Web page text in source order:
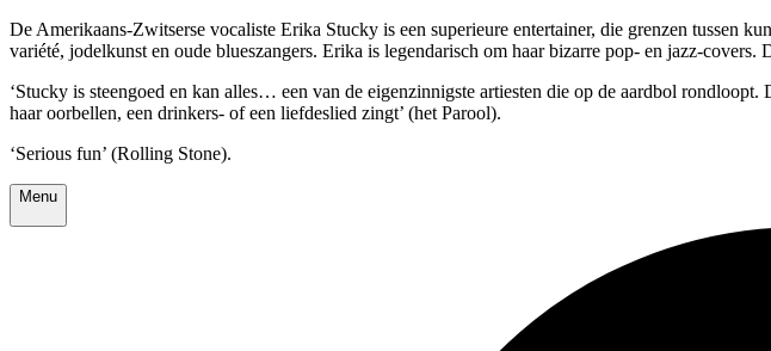
De Amerikaans-Zwitserse vocaliste Erika Stucky is een superieure entertainer, die grenzen tussen
variété, jodelkunst en oude blueszangers. Erika is legendarisch om haar bizarre pop- en jazz-
‘Stucky is steengoed en kan alles… een van de eigenzinnigste artiesten die op de aardbol
haar oorbellen, een drinkers- of een liefdeslied zingt’ (het Parool).
‘Serious fun’ (Rolling Stone).
Menu